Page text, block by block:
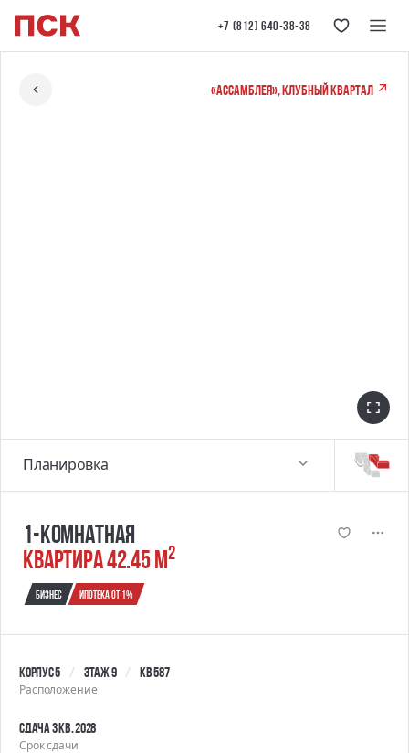
+7 (812) 640-38-38
1-комнатная
квартира 42.45 м2
Бизнес Ипотека от 1%
Корпус 5 Этаж 9 Кв 587
Расположение
Сдача 3 кв. 2028
Срок сдачи
«Ассамблея», клубный квартал
Планировка